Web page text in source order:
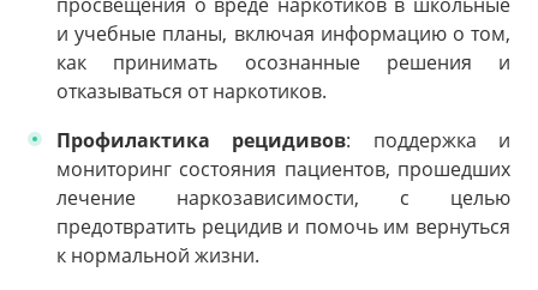
и учебные планы, включая информацию о том,
как принимать осознанные решения и
отказываться от наркотиков.
Профилактика рецидивов: поддержка и
мониторинг состояния пациентов, прошедших
лечение наркозависимости, с целью
предотвратить рецидив и помочь им вернуться
к нормальной жизни.